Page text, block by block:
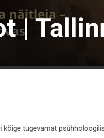
|
kõige tugevamat